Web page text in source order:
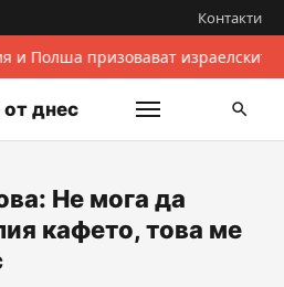
Контакти
и Полша призовават
от днес
Не мога да
кафето, това ме